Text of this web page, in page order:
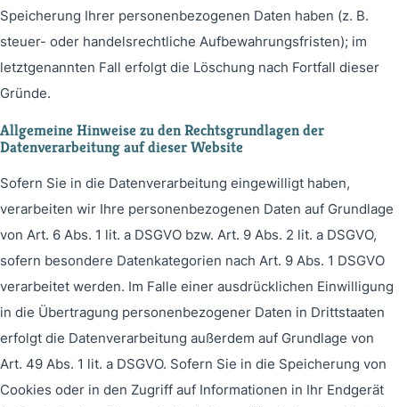
Speicherung Ihrer personenbezogenen Daten haben (z. B.
steuer- oder handelsrechtliche Aufbewahrungsfristen); im
letztgenannten Fall erfolgt die Löschung nach Fortfall dieser
Gründe.
Allgemeine Hinweise zu den Rechtsgrundlagen der
Datenverarbeitung auf dieser Website
Sofern Sie in die Datenverarbeitung eingewilligt haben,
verarbeiten wir Ihre personenbezogenen Daten auf Grundlage
von Art. 6 Abs. 1 lit. a DSGVO bzw. Art. 9 Abs. 2 lit. a DSGVO,
sofern besondere Datenkategorien nach Art. 9 Abs. 1 DSGVO
verarbeitet werden. Im Falle einer ausdrücklichen Einwilligung
in die Übertragung personenbezogener Daten in Drittstaaten
erfolgt die Datenverarbeitung außerdem auf Grundlage von
Art. 49 Abs. 1 lit. a DSGVO. Sofern Sie in die Speicherung von
Cookies oder in den Zugriff auf Informationen in Ihr Endgerät